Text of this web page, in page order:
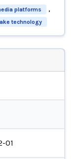
platforms ,
technology
01